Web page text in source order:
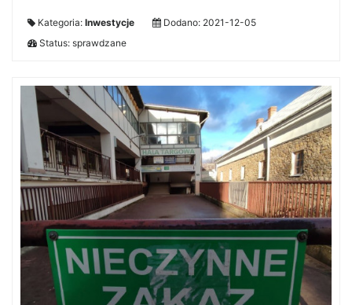
Kategoria: Inwestycje
Dodano: 2021-12-05
Status: sprawdzane